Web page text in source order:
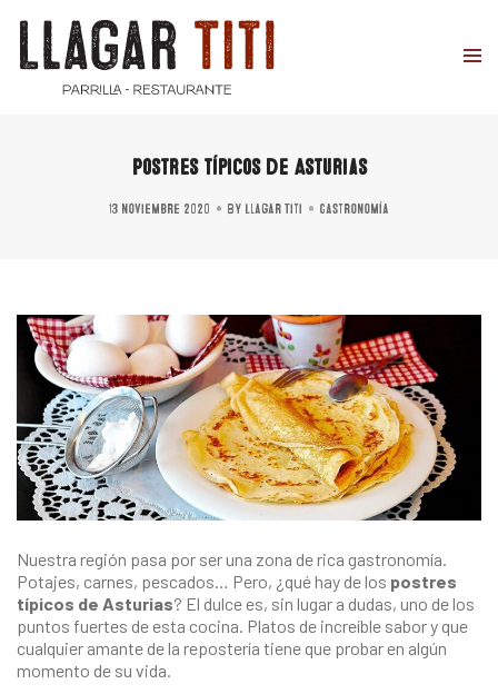
Postres típicos de Asturias
13 noviembre 2020 By Llagar Titi Gastronomía
Nuestra región pasa por ser una zona de rica gastronomía.
Potajes, carnes, pescados… Pero, ¿qué hay de los postres
típicos de Asturias? El dulce es, sin lugar a dudas, uno de los
puntos fuertes de esta cocina. Platos de increíble sabor y que
cualquier amante de la repostería tiene que probar en algún
momento de su vida.